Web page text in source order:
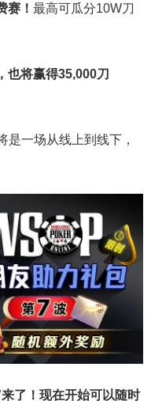
赛！ 最高可瓜分10W刀
也将赢得35,000刀
是一场从线上到线下，
了！ 现在开始可以随时